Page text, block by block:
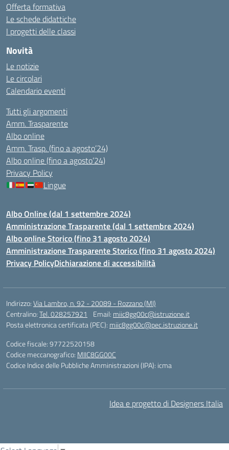
Offerta formativa
Le schede didattiche
I progetti delle classi
Novità
Le notizie
Le circolari
Calendario eventi
Tutti gli argomenti
Amm. Trasparente
Albo online
Amm. Trasp. (fino a agosto’24)
Albo online (fino a agosto’24)
Privacy Policy
Lingue
Albo Online (dal 1 settembre 2024)
Amministrazione Trasparente (dal 1 settembre 2024)
Albo online Storico (fino 31 agosto 2024)
Amministrazione Trasparente Storico (fino 31 agosto 2024)
Privacy PolicyDichiarazione di accessibilità
Indirizzo:Via Lambro, n. 92 - 20089 - Rozzano (MI)
Centralino:Tel. 028257921 Email: miic8gg00c@istruzione.it
Posta elettronica certificata (PEC): miic8gg00c@pec.istruzione.it
Codice fiscale: 97722520158
Codice meccanografico: MIIC8GG00C
Codice Indice delle Pubbliche Amministrazioni (IPA): icma
Idea e progetto di Designers Italia